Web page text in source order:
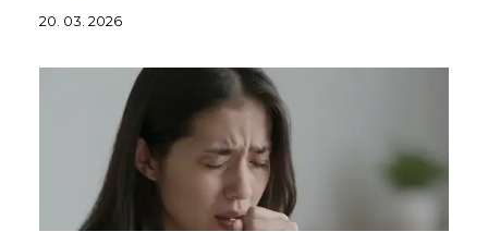
20. 03. 2026